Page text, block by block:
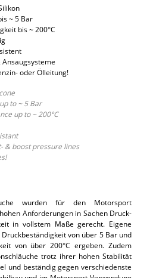
~ 5 Bar
bis ~ 200°C
Ansaugsysteme
oder Ölleitung!
to ~ 5 Bar
up to ~ 200°C
& boost pressure lines
wurden für den Motorsport
Anforderungen in Sachen Druck-
in vollstem Maße gerecht. Eigene
von über 5 Bar und
von über 200°C ergeben. Zudem
trotz ihrer hohen Stabilität
und beständig gegen verschiedenste